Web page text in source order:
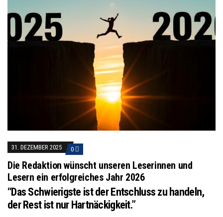
31. DEZEMBER 2025 0
Die Redaktion wünscht unseren Leserinnen und
Lesern ein erfolgreiches Jahr 2026
“Das Schwierigste ist der Entschluss zu handeln,
der Rest ist nur Hartnäckigkeit.”